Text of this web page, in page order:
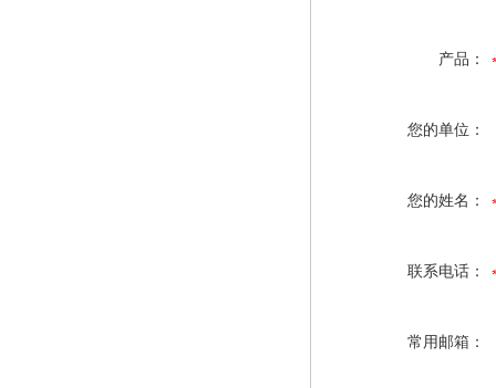
产品：
您的单位：
您的姓名：
联系电话：
常用邮箱：